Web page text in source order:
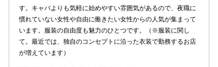
す。キャバよりも気軽に始めやすい雰囲気があるので、夜職に
慣れていない女性や自由に働きたい女性からの人気が集まって
います。服装の自由度も魅力のひとつです。（※服装に関し
て。最近では、独自のコンセプトに沿った衣装で勤務するお店
が増えています）